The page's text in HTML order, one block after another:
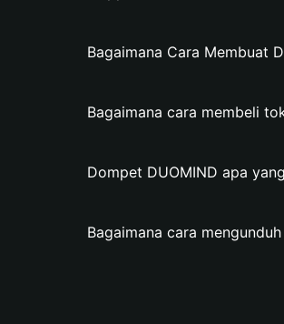
Bagaimana Cara Membuat
Bagaimana cara membeli
Dompet DUOMIND apa
Bagaimana cara